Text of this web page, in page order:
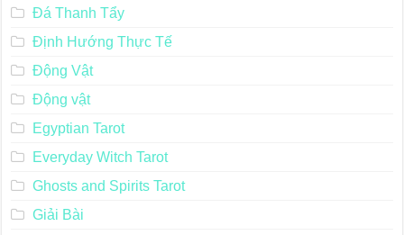
Đá Thanh Tẩy
Định Hướng Thực Tế
Động Vật
Động vật
Egyptian Tarot
Everyday Witch Tarot
Ghosts and Spirits Tarot
Giải Bài